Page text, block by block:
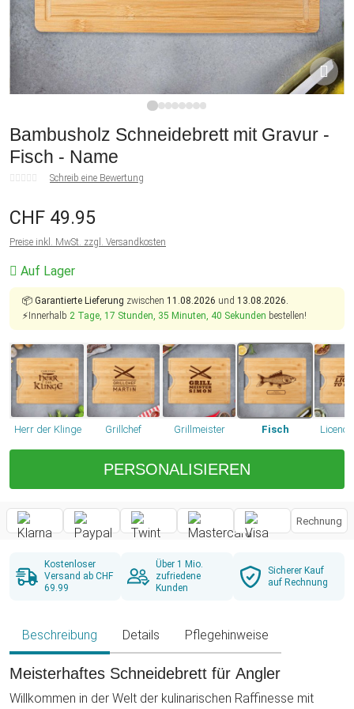
Bambusholz Schneidebrett mit Gravur -
Fisch - Name
Schreib eine Bewertung
CHF 49.95
Preise inkl. MwSt. zzgl. Versandkosten
Auf Lager
📦 Garantierte Lieferung zwischen 11.08.2026 und 13.08.2026.
⚡Innerhalb 2 Tage, 17 Stunden, 35 Minuten, 40 Sekunden bestellen!
Herr der Klinge Grillchef Grillmeister Fisch
PERSONALISIEREN
Rechnung
Kostenloser
Versand ab CHF
69.99
Über 1 Mio.
zufriedene
Kunden
Sicherer Kauf
auf Rechnung
Beschreibung Details Pflegehinweise
Meisterhaftes Schneidebrett für Angler
Willkommen in der Welt der kulinarischen Raffinesse mit